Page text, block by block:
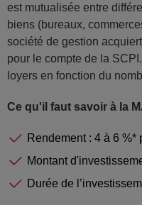
est mutualisée entre
biens (bureaux,
société de gestion
pour le compte de la
loyers en fonction du
Ce qu'il faut savoir à la
Rendement : 4 à 6 %*
Montant
Durée de